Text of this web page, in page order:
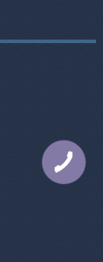
КНОПКА
СВЯЗИ